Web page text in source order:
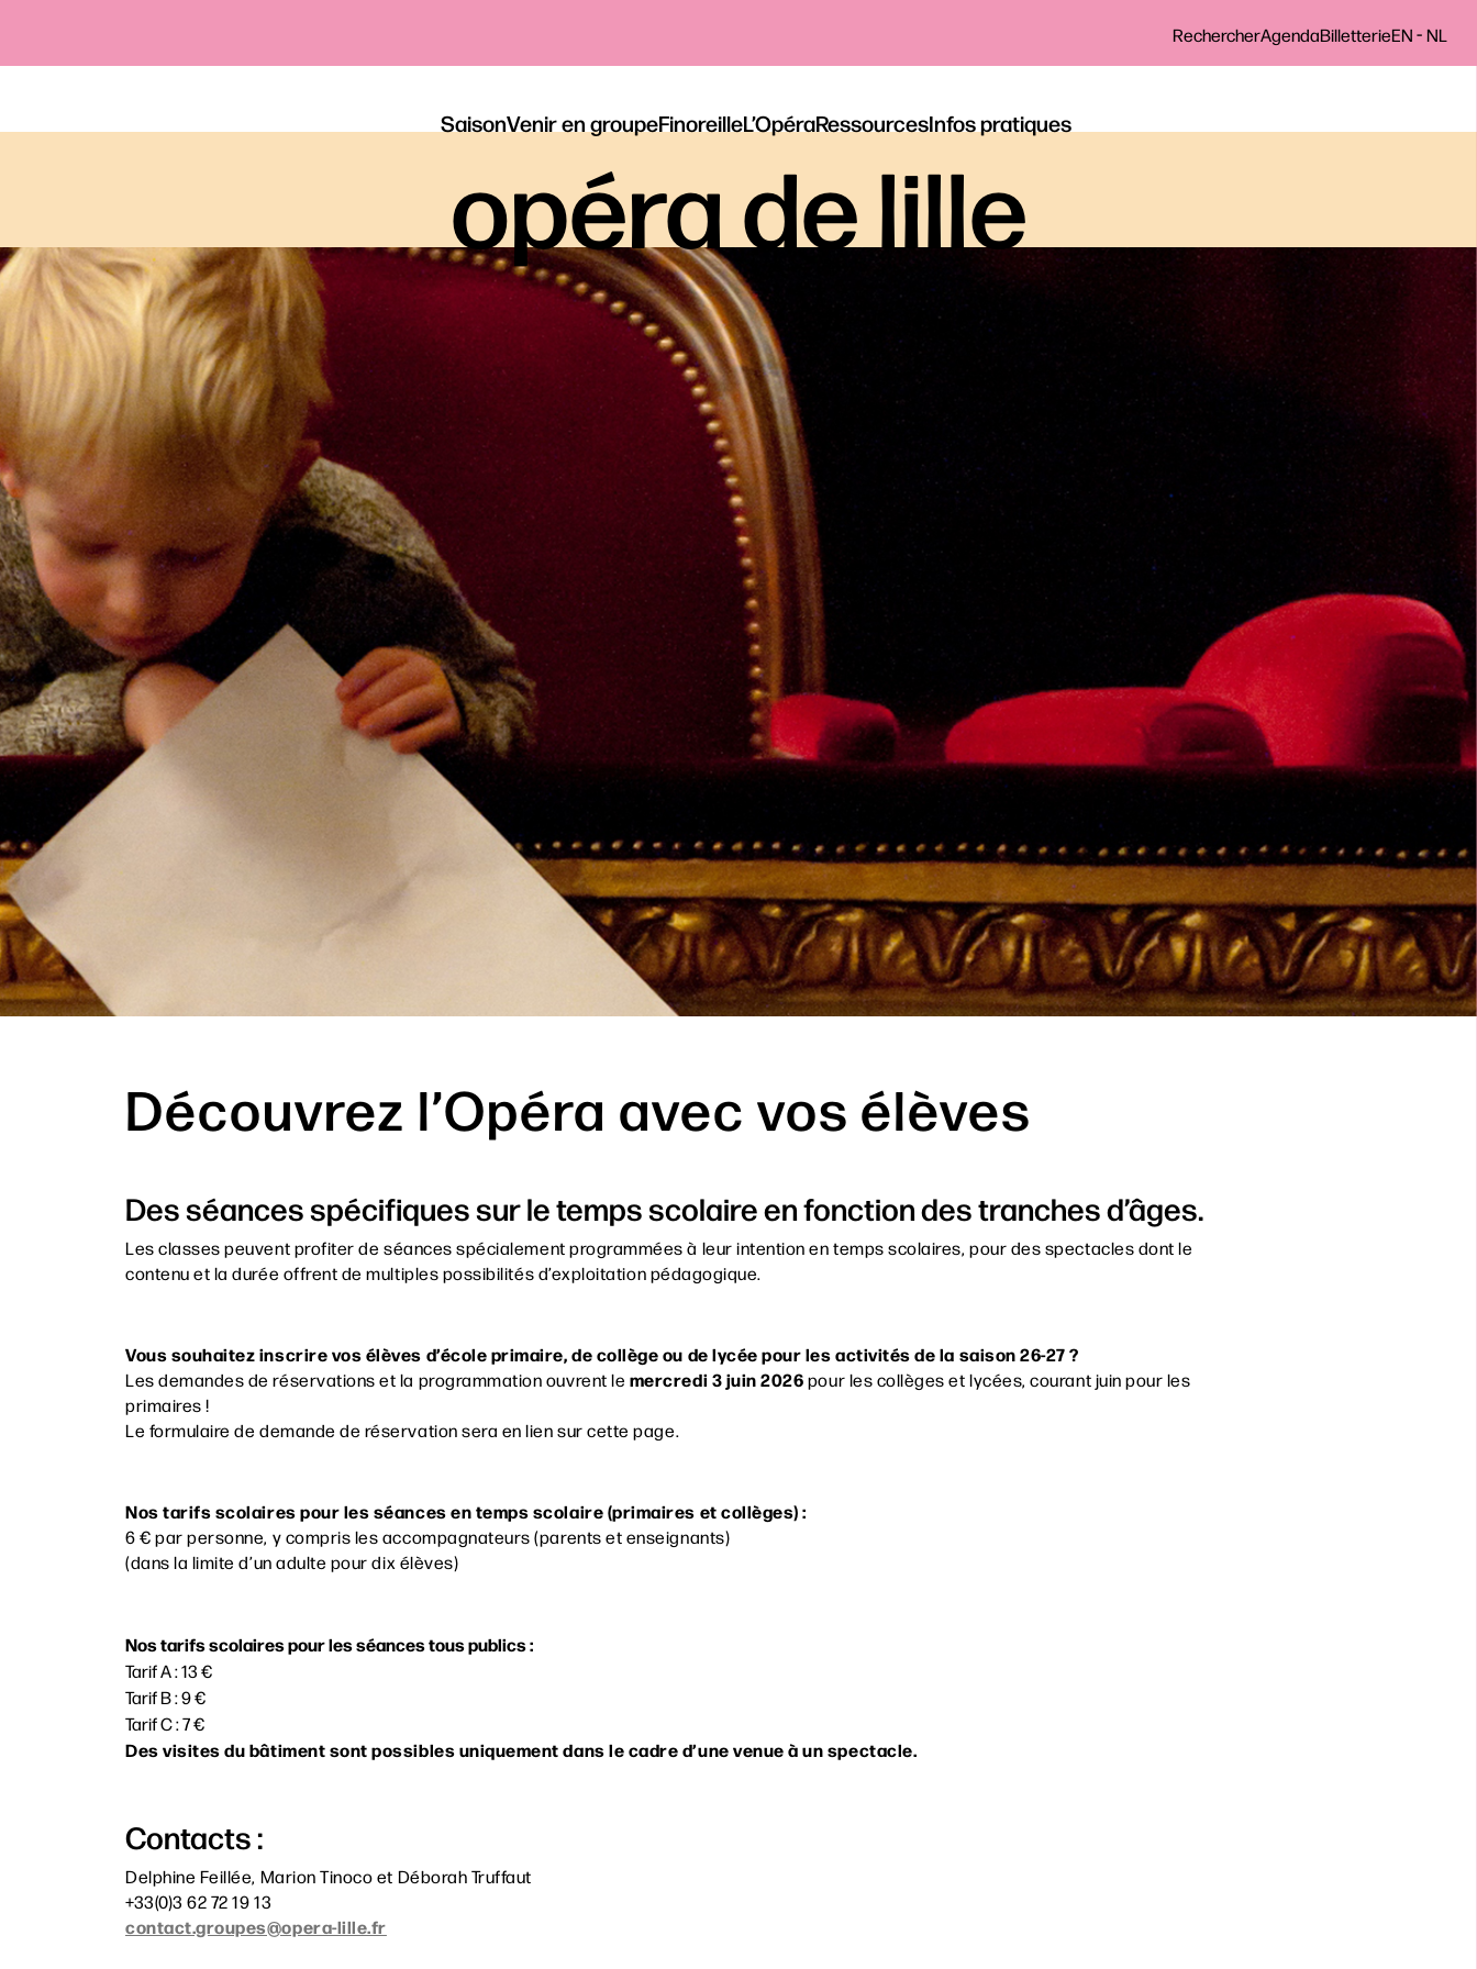
RechercherAgendaBilletterieEN-NL
SaisonVenir en groupeFinoreilleL’OpéraRessourcesInfos pratiques
opéra de lille
Découvrez l’Opéra avec vos élèves
Des séances spécifiques sur le temps scolaire en fonction des tranches d’âges.
Les classespeuvent profiter de séances spécialement programméesà leur intention entemps scolaires, pour des spectacles dont le
contenu et la durée offrent de multiples possibilités d’exploitation pédagogique.
Vous souhaitez inscrire vos élèves d’école primaire, de collège ou de lycée pour les activités de la saison 26-27 ?
Les demandes de réservations et la programmation ouvrent le mercredi 3 juin 2026pour les collèges et lycées, courant juin pour les
primaires !
Le formulaire de demande de réservation sera en lien sur cette page.
Nos tarifs scolaires pour les séances en temps scolaire (primaires et collèges) :
6 € par personne, y compris les accompagnateurs (parents et enseignants)
(dans la limite d’un adulte pour dix élèves)
Nos tarifs scolaires pour les séances tous publics :
Tarif A : 13 €
Tarif B : 9 €
Tarif C : 7 €
Des visites du bâtiment sont possibles uniquement dans le cadre d’une venue à un spectacle.
Contacts :
Delphine Feillée, Marion Tinoco et Déborah Truffaut
+33(0)3 62 72 19 13
contact.groupes@opera-lille.fr